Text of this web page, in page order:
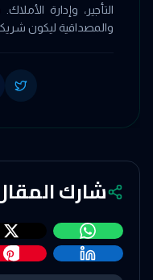
التأجير، وإدارة
والمصداقية ليكون
شارك